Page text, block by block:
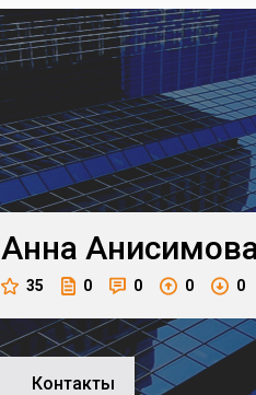
Анна
35 0 0 0 0
Контакты